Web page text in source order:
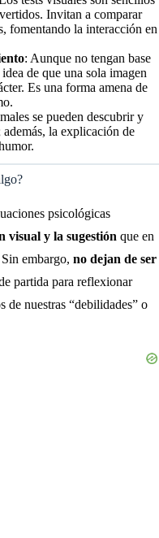
Invitan a comparar
fomentando la interacción en
: Aunque no tengan base
de que una sola imagen
Es una forma amena de
se pueden descubrir y
la explicación de
psicológicas
visual y la sugestión que en
embargo, no dejan de ser
partida para reflexionar
de nuestras “debilidades” o